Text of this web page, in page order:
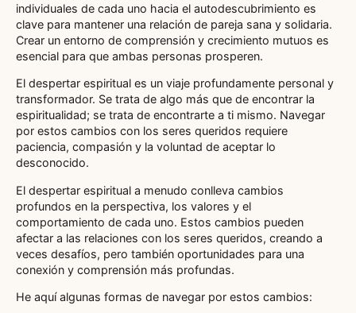
individuales de cada uno hacia el autodescubrimiento es
clave para mantener una relación de pareja sana y solidaria.
Crear un entorno de comprensión y crecimiento mutuos es
esencial para que ambas personas prosperen.
El despertar espiritual es un viaje profundamente personal y
transformador. Se trata de algo más que de encontrar la
espiritualidad; se trata de encontrarte a ti mismo. Navegar
por estos cambios con los seres queridos requiere
paciencia, compasión y la voluntad de aceptar lo
desconocido.
El despertar espiritual a menudo conlleva cambios
profundos en la perspectiva, los valores y el
comportamiento de cada uno. Estos cambios pueden
afectar a las relaciones con los seres queridos, creando a
veces desafíos, pero también oportunidades para una
conexión y comprensión más profundas.
He aquí algunas formas de navegar por estos cambios: